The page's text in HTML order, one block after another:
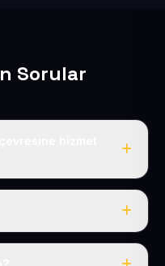
Sorular
ve Pınarbaşı
şey dahil.